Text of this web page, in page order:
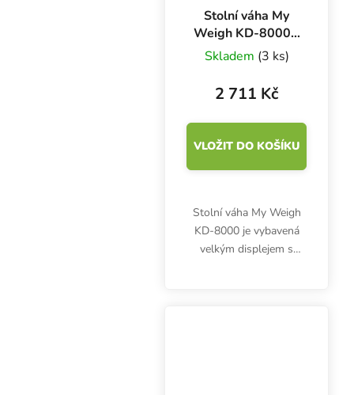
Stolní váha My
Weigh KD-8000 -
8 kg x 1 g
Skladem (3 ks)
2 711 Kč
VLOŽIT DO KOŠÍKU
Stolní váha My Weigh
KD-8000 je vybavená
velkým displejem s